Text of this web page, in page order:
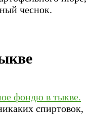
чеснок.
спиртовок,